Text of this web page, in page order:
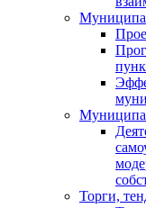
Торги,